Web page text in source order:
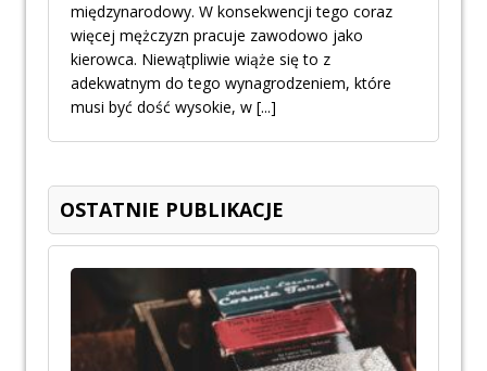
międzynarodowy. W konsekwencji tego coraz
więcej mężczyzn pracuje zawodowo jako
kierowca. Niewątpliwie wiąże się to z
adekwatnym do tego wynagrodzeniem, które
musi być dość wysokie, w [...]
OSTATNIE PUBLIKACJE